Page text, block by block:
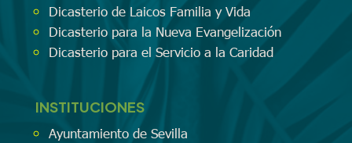
Dicasterio de Laicos Familia y Vida
Dicasterio para la Nueva Evangelización
Dicasterio para el Servicio a la Caridad
INSTITUCIONES
Ayuntamiento de Sevilla